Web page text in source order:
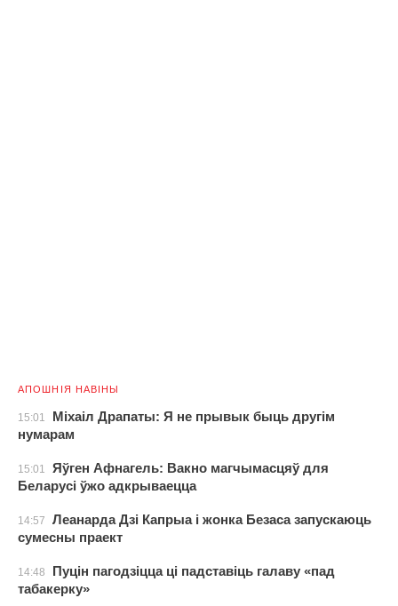
АПОШНІЯ НАВІНЫ
15:01
Міхаіл Драпаты: Я не прывык быць другім
нумарам
15:01
Яўген Афнагель: Вакно магчымасцяў для
Беларусі ўжо адкрываецца
14:57
Леанарда Дзі Капрыа і жонка Безаса запускаюць
сумесны праект
14:48
Пуцін пагодзіцца ці падставіць галаву «пад
табакерку»